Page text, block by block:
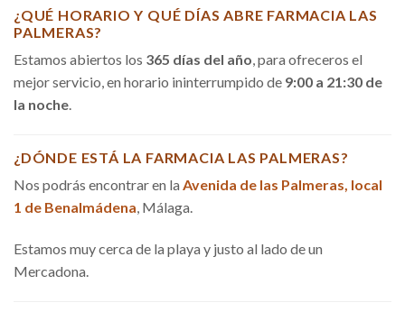
¿QUÉ HORARIO Y QUÉ DÍAS ABRE FARMACIA LAS
PALMERAS?
Estamos abiertos los 365 días del año, para ofreceros el
mejor servicio, en horario ininterrumpido de 9:00 a 21:30 de
la noche.
¿DÓNDE ESTÁ LA FARMACIA LAS PALMERAS?
Nos podrás encontrar en la Avenida de las Palmeras, local
1 de Benalmádena, Málaga.
Estamos muy cerca de la playa y justo al lado de un
Mercadona.